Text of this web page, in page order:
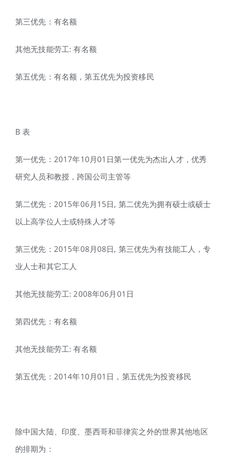
第三优先：有名额
其他无技能劳工: 有名额
第五优先：有名额，第五优先为投资移民
B 表
第一优先：2017年10月01日第一优先为杰出人才，优秀
研究人员和教授，跨国公司主管等
第二优先：2015年06月15日, 第二优先为拥有硕士或硕士
以上高学位人士或特殊人才等
第三优先：2015年08月08日, 第三优先为有技能工人，专
业人士和其它工人
其他无技能劳工: 2008年06月01日
第四优先：有名额
其他无技能劳工: 有名额
第五优先：2014年10月01日，第五优先为投资移民
除中国大陆、印度、墨西哥和菲律宾之外的世界其他地区
的排期为：